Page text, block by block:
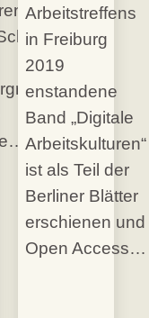
kamen
Arbeitstreffens
in Freiburg
2019
enstandene
Band „Digitale
Arbeitskulturen“
ist als Teil der
Berliner Blätter
erschienen und
Open Access…